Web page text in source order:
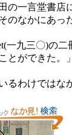
一言堂書
なかにあ
九三〇)の
ができた
わけではな